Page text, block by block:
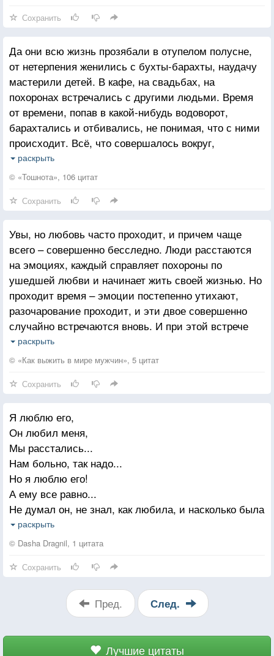
Сохранить
Да они всю жизнь прозябали в отупелом полусне,
от нетерпения женились с бухты-барахты, наудачу
мастерили детей. В кафе, на свадьбах, на
похоронах встречались с другими людьми. Время
от времени, попав в какой-нибудь водоворот,
барахтались и отбивались, не понимая, что с ними
происходит. Всё, что совершалось вокруг,
начиналось и кончалось вне поля их зрения:
смутные продолговатые формы, события,
они хотели разглядеть, что же это такое, — всё уже
было кончено.
раскрыть
© «Тошнота», 106 цитат
Сохранить
Увы, но любовь часто проходит, и причем чаще
всего – совершенно бесследно. Люди расстаются
на эмоциях, каждый справляет похороны по
ушедшей любви и начинает жить своей жизнью. Но
проходит время – эмоции постепенно утихают,
разочарование проходит, и эти двое совершенно
случайно встречаются вновь. И при этой встрече
они понимают, как же они тосковали друг по другу,
только не как люди, которым не хватает любви,
о друге слишком много, слишком много пережили
вместе и больше не хотят терять друг друга из виду
в этой суматошной жизни.
раскрыть
© «Как выжить в мире мужчин», 5 цитат
Сохранить
Я люблю его,
Он любил меня,
Мы расстались...
Нам больно, так надо...
Но я люблю его!
А ему все равно...
Не думал он, не знал, как любила, и насколько была
привязана...
Он искал, молил прийти,
А она решила, хоть она его и любит, но все же...
решила уйти.
А он, узнав про это даже не поверил.
Пришёл день похорон. И он до сих пор не верит что
раскрыть
© Dasha Dragnil, 1 цитата
Сохранить
Пред. След.
Лучшие цитаты